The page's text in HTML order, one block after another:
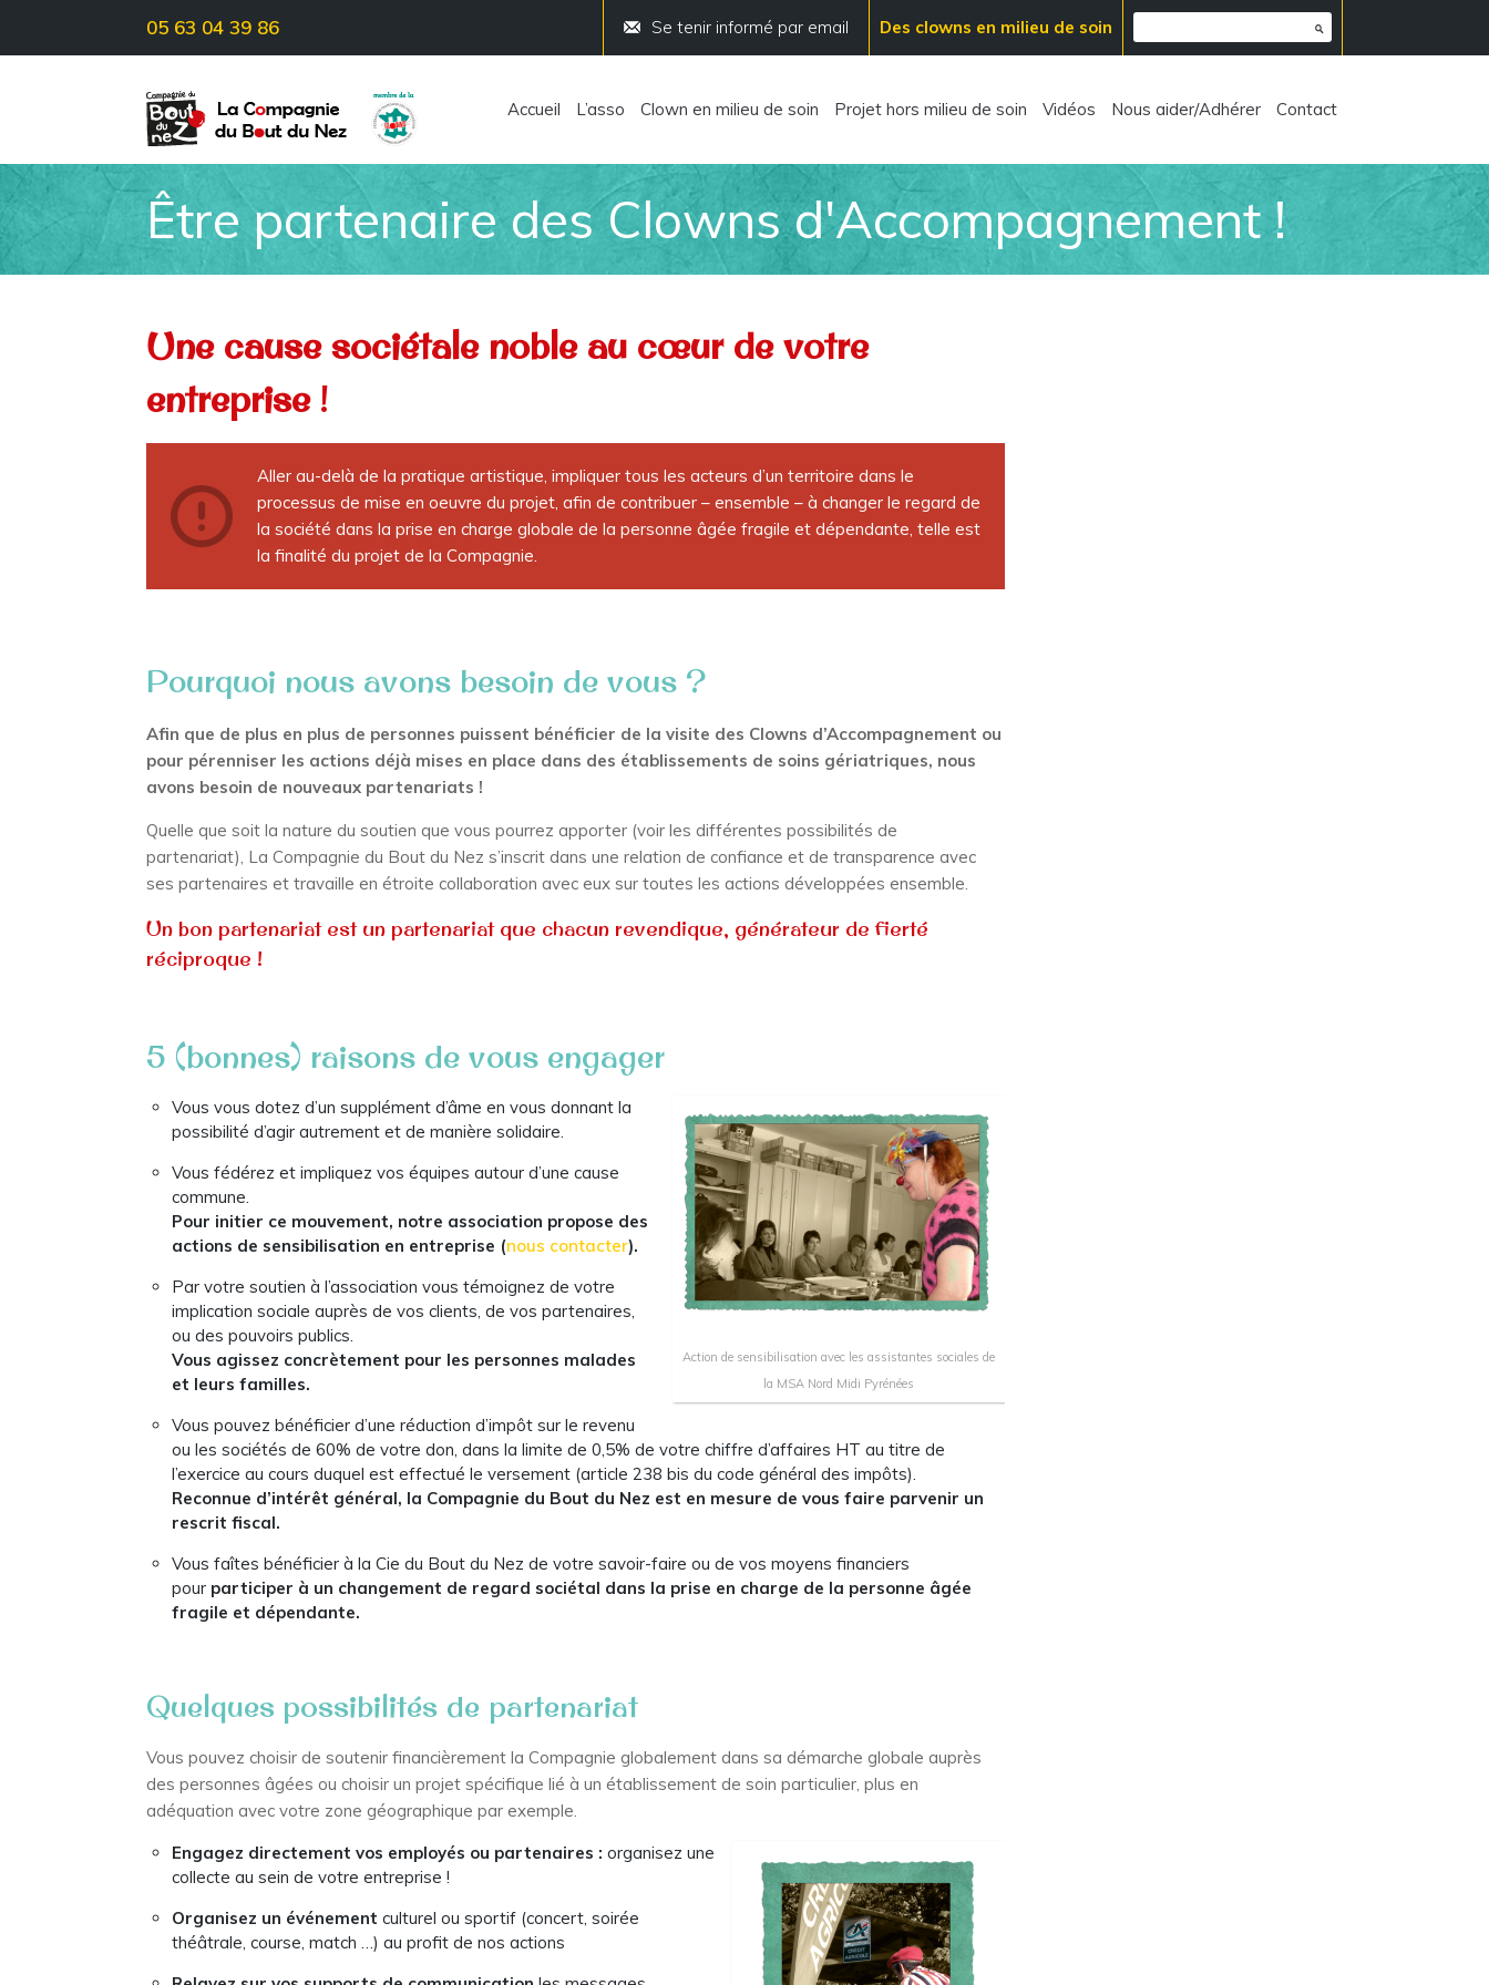
05 63 04 39 86 Se tenir informé par email Des clowns en milieu de soin
Accueil L’asso Clown en milieu de soin Projet hors milieu de soin Vidéos Nous aider/Adhérer Contact
Être partenaire des Clowns d'Accompagnement !
Une cause sociétale noble au cœur de votre
entreprise!
Aller au-delà de la pratique artistique, impliquer tous les acteurs d’un territoire dans le
processus de mise en oeuvre du projet, afin de contribuer – ensemble – à changer le regard de
la société dans la prise en charge globale de la personne âgée fragile et dépendante, telle est
la finalité du projet de la Compagnie.
Pourquoi nous avons besoin de vous ?
Afin que de plus en plus de personnes puissent bénéficier de la visite des Clowns d’Accompagnement ou
pour pérenniser les actions déjà mises en place dans des établissements de soins gériatriques, nous
avons besoin de nouveaux partenariats !
Quelle que soit la nature du soutien que vous pourrez apporter (voir les différentes possibilités de
partenariat), La Compagnie du Bout du Nez s’inscrit dans une relation de confiance et de transparence avec
ses partenaires et travaille en étroite collaboration avec eux sur toutes les actions développées ensemble.
Un bon partenariat est un partenariat que chacun revendique, générateur de fierté
réciproque !
5 (bonnes) raisons de vous engager
Action de sensibilisation avec les assistantes sociales de
la MSA Nord Midi Pyrénées
Vous vous dotez d’un supplément d’âme en vous donnant la
possibilité d’agir autrement et de manière solidaire.
Vous fédérez et impliquez vos équipes autour d’une cause
commune.
Pour initier ce mouvement, notre association propose des
actions de sensibilisation en entreprise (nous contacter).
Par votre soutien à l’association vous témoignez de votre
implication sociale auprès de vos clients, de vos partenaires,
ou des pouvoirs publics.
Vous agissez concrètement pour les personnes malades
et leurs familles.
Vous pouvez bénéficier d’une réduction d’impôt sur le revenu
ou les sociétés de 60% de votre don, dans la limite de 0,5% de votre chiffre d’affaires HT au titre de
l’exercice au cours duquel est effectué le versement (article 238 bis du code général des impôts).
Reconnue d’intérêt général, la Compagnie du Bout du Nez est en mesure de vous faire parvenir un
rescrit fiscal.
Vous faîtes bénéficier à la Cie du Bout du Nez de votre savoir-faire ou de vos moyens financiers
pourparticiper à un changement de regard sociétal dans la prise en charge de la personne âgée
fragile et dépendante.
Quelques possibilités de partenariat
Vous pouvez choisir de soutenir financièrement la Compagnie globalement dans sa démarche globale auprès
des personnes âgées ou choisir un projet spécifique lié à un établissement de soin particulier, plus en
adéquation avec votre zone géographique par exemple.
Engagez directement vos employés ou partenaires : organisez une
collecte au sein de votre entreprise !
Organisez un événement culturel ou sportif (concert, soirée
théâtrale, course, match …) au profit de nos actions